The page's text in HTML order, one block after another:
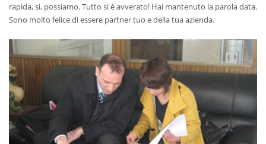
rapida, sì, possiamo. Tutto si è avverato! Hai mantenuto la parola data.
Sono molto felice di essere partner tuo e della tua azienda.